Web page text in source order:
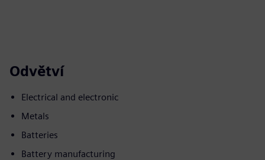
Odvětví
Electrical and electronic
Metals
Batteries
Battery manufacturing